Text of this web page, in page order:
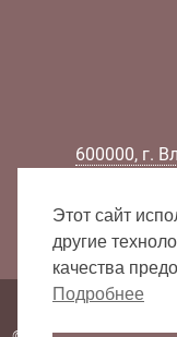
600000, г.
Этот сайт
другие
качества
Подробнее